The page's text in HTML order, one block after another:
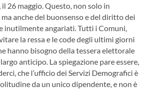
26 maggio. Questo, non solo in
anche del buonsenso e del diritto dei
inutilmente angariati. Tutti i Comuni,
la ressa e le code degli ultimi giorni
hanno bisogno della tessera elettorale
anticipo. La spiegazione pare essere,
che l’ufficio dei Servizi Demografici è
da un unico dipendente, e non è